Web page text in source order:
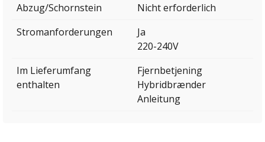
Abzug/Schornstein
Nicht erforderlich
Stromanforderungen
Ja
220-240V
Im Lieferumfang
enthalten
Fjernbetjening
Hybridbrænder
Anleitung